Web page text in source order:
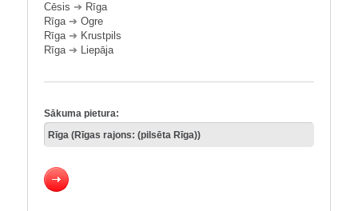
Cēsis ➔ Rīga
Rīga➔ Ogre
Rīga➔ Krustpils
Rīga➔ Liepāja
Sākuma pietura: